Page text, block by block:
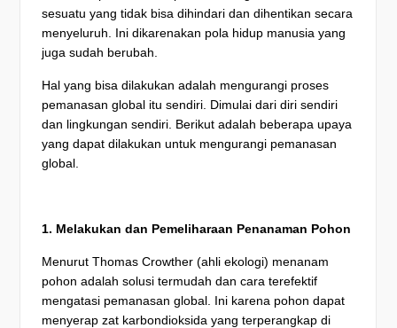
sesuatu yang tidak bisa dihindari dan dihentikan secara
menyeluruh. Ini dikarenakan pola hidup manusia yang
juga sudah berubah.
Hal yang bisa dilakukan adalah mengurangi proses
pemanasan global itu sendiri. Dimulai dari diri sendiri
dan lingkungan sendiri. Berikut adalah beberapa upaya
yang dapat dilakukan untuk mengurangi pemanasan
global.
1. Melakukan dan Pemeliharaan Penanaman Pohon
Menurut Thomas Crowther (ahli ekologi) menanam
pohon adalah solusi termudah dan cara terefektif
mengatasi pemanasan global. Ini karena pohon dapat
menyerap zat karbondioksida yang terperangkap di